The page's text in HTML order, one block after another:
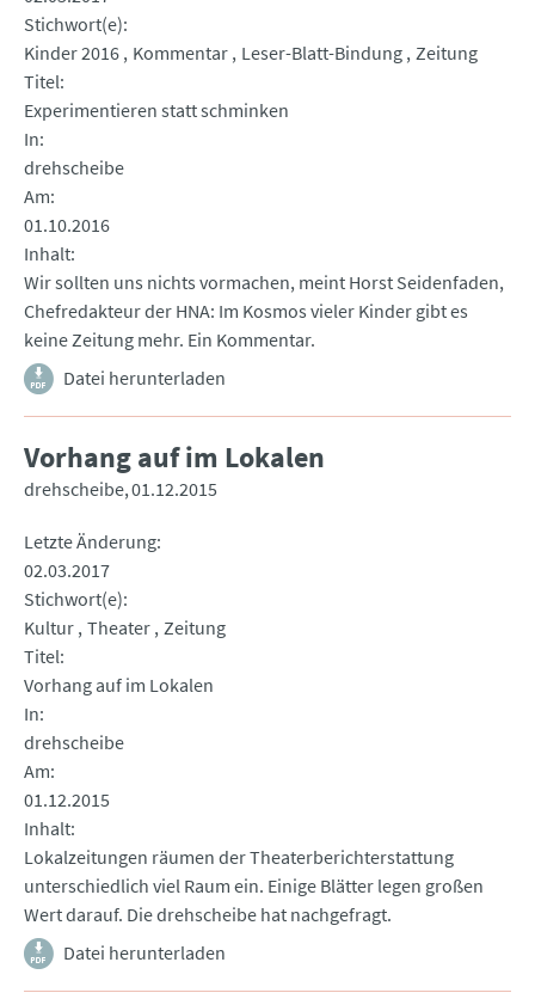
Stichwort(e)
Kinder 2016 Kommentar Leser-Blatt-Bindung Zeitung
Titel
Experimentieren statt schminken
In
drehscheibe
Am
01.10.2016
Inhalt
Wir sollten uns nichts vormachen, meint Horst Seidenfaden,
Chefredakteur der HNA: Im Kosmos vieler Kinder gibt es
keine Zeitung mehr. Ein Kommentar.
Datei herunterladen
Vorhang auf im Lokalen
drehscheibe 01.12.2015
Letzte Änderung
02.03.2017
Stichwort(e)
Kultur Theater Zeitung
Titel
Vorhang auf im Lokalen
In
drehscheibe
Am
01.12.2015
Inhalt
Lokalzeitungen räumen der Theaterberichterstattung
unterschiedlich viel Raum ein. Einige Blätter legen großen
Wert darauf. Die drehscheibe hat nachgefragt.
Datei herunterladen